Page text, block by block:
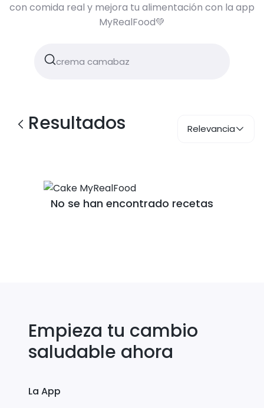
con comida real y mejora tu alimentación con la app
MyRealFood💚
Resultados Relevancia
No se han encontrado recetas
Empieza tu cambio
saludable ahora
La App